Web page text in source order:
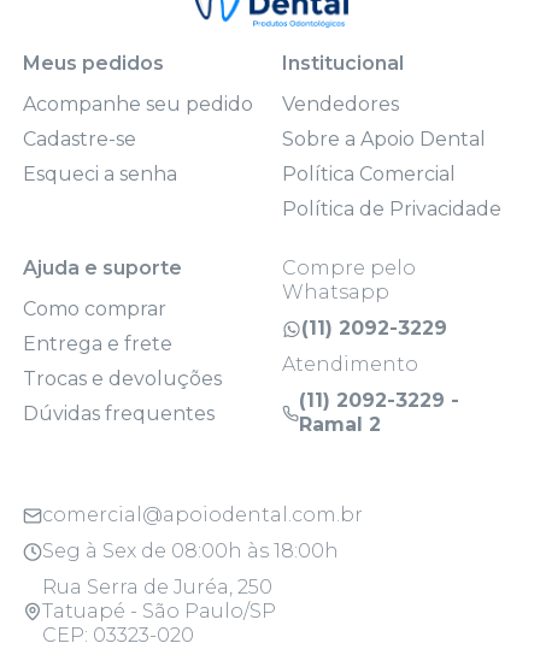
Meus pedidos
Acompanhe seu pedido
Cadastre-se
Esqueci a senha
Institucional
Vendedores
Sobre a Apoio Dental
Política Comercial
Política de Privacidade
Ajuda e suporte
Como comprar
Entrega e frete
Trocas e devoluções
Dúvidas frequentes
Compre pelo
Whatsapp
(11) 2092-3229
Atendimento
(11) 2092-3229 -
Ramal 2
comercial@apoiodental.com.br
Seg à Sex de 08:00h às 18:00h
Rua Serra de Juréa, 250
Tatuapé - São Paulo/SP
CEP: 03323-020